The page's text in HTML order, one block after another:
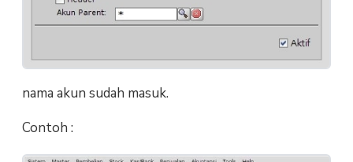
nama akun sudah masuk.
Contoh :